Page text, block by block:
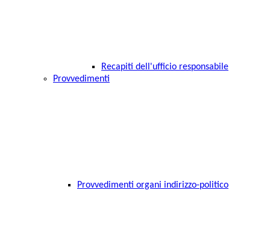
Recapiti dell'ufficio responsabile
Provvedimenti
Provvedimenti organi indirizzo-politico